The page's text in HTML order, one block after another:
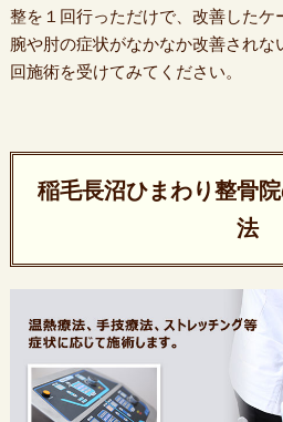
整を１回行っただけで、改善したケ
腕や肘の症状がなかなか改善されな
回施術を受けてみてください。
稲毛長沼ひまわり整骨
法